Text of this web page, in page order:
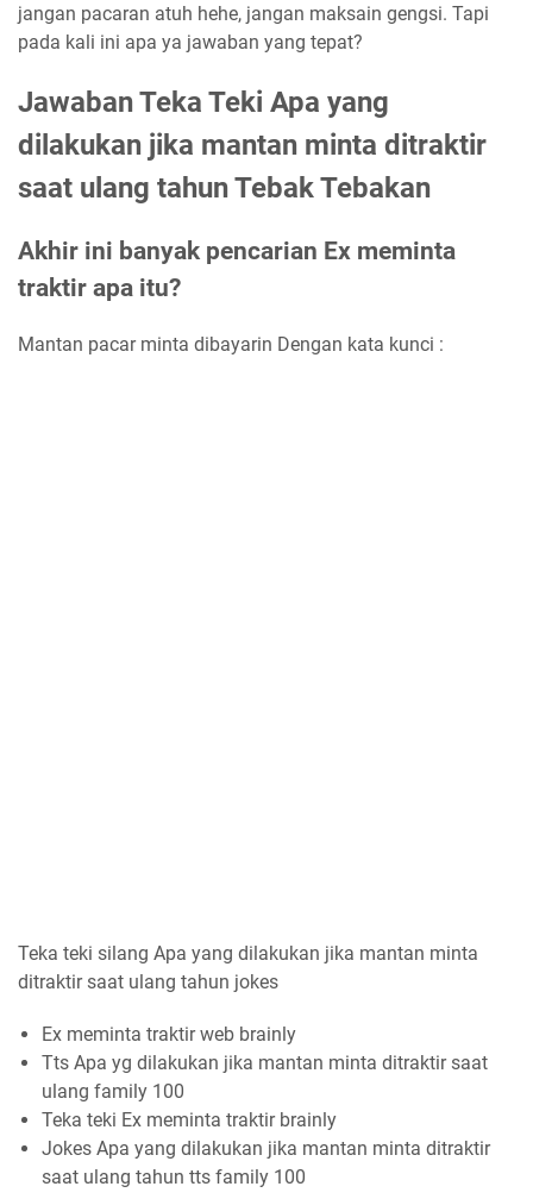
jangan pacaran atuh hehe, jangan maksain gengsi. Tapi
pada kali ini apa ya jawaban yang tepat?
Jawaban Teka Teki Apa yang
dilakukan jika mantan minta ditraktir
saat ulang tahun Tebak Tebakan
Akhir ini banyak pencarian Ex meminta
traktir apa itu?
Mantan pacar minta dibayarin Dengan kata kunci :
Teka teki silang Apa yang dilakukan jika mantan minta
ditraktir saat ulang tahun jokes
Ex meminta traktir web brainly
Tts Apa yg dilakukan jika mantan minta ditraktir saat
ulang family 100
Teka teki Ex meminta traktir brainly
Jokes Apa yang dilakukan jika mantan minta ditraktir
saat ulang tahun tts family 100